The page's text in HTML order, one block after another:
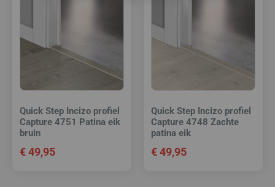
Quick Step Incizo profiel
Capture 4751 Patina eik
bruin
€49,95
Quick Step Incizo profiel
Capture 4748 Zachte
patina eik
€49,95